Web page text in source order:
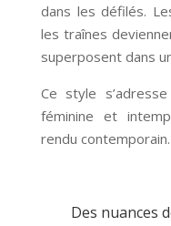
dans les défilés.
les traînes
superposent dans
Ce style
féminine et
rendu contemporain.
Des nuances